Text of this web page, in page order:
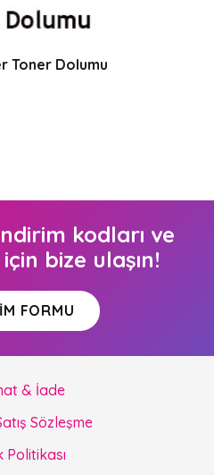
Toner Dolumu
kodları ve
bize ulaşın!
FORMU
& İade
Sözleşme
Politikası